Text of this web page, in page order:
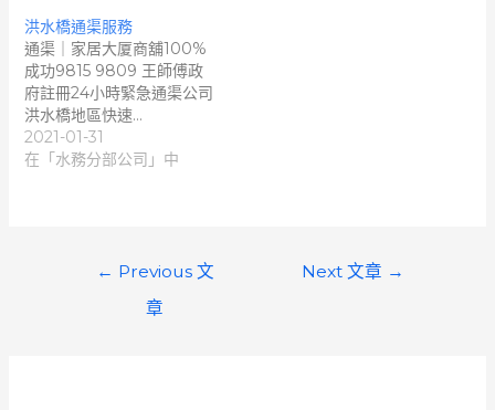
洪水橋通渠服務
通渠｜家居大厦商舖100%
成功9815 9809 王師傅政
府註冊24小時緊急通渠公司
洪水橋地區快速…
2021-01-31
在「水務分部公司」中
← Previous 文
章
Next 文章 →